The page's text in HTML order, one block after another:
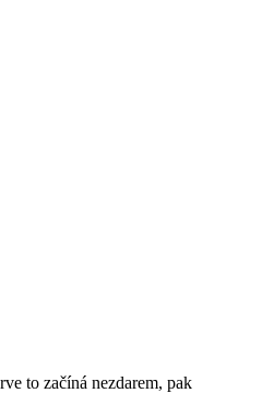
to začíná nezdarem, pak